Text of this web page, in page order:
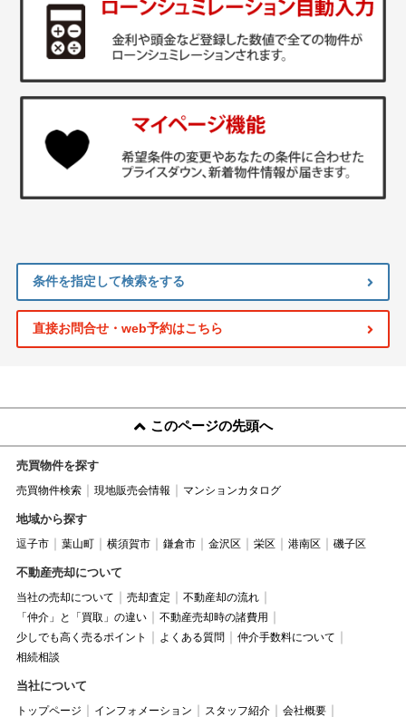
条件を指定して検索をする
直接お問合せ・web予約はこちら
このページの先頭へ
売買物件を探す
売買物件検索 現地販売会情報 マンションカタログ
地域から探す
逗子市 葉山町 横須賀市 鎌倉市 金沢区 栄区 港南区 磯子区
不動産売却について
当社の売却について 売却査定
不動産却の流れ
「仲介」と「買取」の違い
不動産売却時の諸費用
少しでも高く売るポイント
よくある質問
仲介手数料について
相続相談
当社について
トップページ インフォメーション スタッフ紹介
会社概要